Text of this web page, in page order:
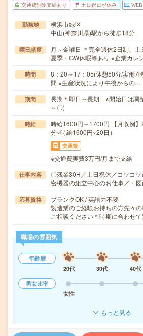
交通費別途支給あり 土日祝日が休み
勤務地
横浜市緑区
中山(神奈川県)駅から徒歩18分
曜日頻度
月～金曜日 ＊完全週休2日制、土
夏季・GW休暇等あり ※企業カレ
時間
8：20～17：05(休憩50分/実働7
間 ※生産状況により午後からの…
期間
長期＊即日～長期 ※開始日は調
～〇)
時給
時給1600円～1700円 【月収例
分×時給1600円×20日）
交通費
※交通費実費3万円/月まで支給
仕事内容
〇残業30H／土日祝休／コツコ
密機器の組立中心のお仕事／・
応募資格
ブランクOK / 英語力不要
製造業のご経験お持ちの方先々
ご相談ください＊時期に合わせ
職場の雰囲気
年齢層
20代
30代 40代
男女比率
女性
もっと見る